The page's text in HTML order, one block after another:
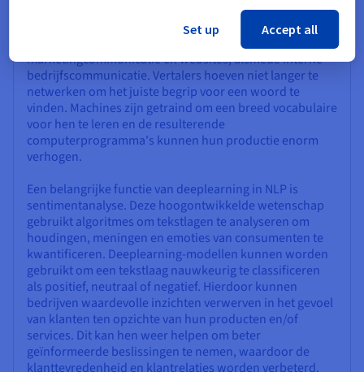
naar de andere te vertalen. Deze technologie heeft
allerlei toepassingen, vooral voor internationale
organisaties, waaronder het vertalen van
marketingcommunicatie en websites, alsmede interne
bedrijfscommunicatie. Vertalers hoeven niet langer te
netwerken om het juiste begrip voor een woord te
vinden. Machines zijn getraind om een breed vocabulaire
voor hen te leren en de resulterende
computerprogramma's kunnen hun productie enorm
verhogen.
Een belangrijke functie van deeplearning in NLP is
sentimentanalyse. Deze hoogontwikkelde wetenschap
gebruikt algoritmes om tekstlagen te analyseren om
houdingen, meningen en emoties van consumenten te
kwantificeren. Deeplearning-modellen kunnen worden
gebruikt om een tekstlaag nauwkeurig te classificeren
als positief, neutraal of negatief. Hierdoor kunnen
bedrijven waardevolle inzichten verwerven in het gevoel
van klanten ten opzichte van hun producten en/of
services. Dit kan hen weer helpen om beter
geïnformeerde beslissingen te nemen, waardoor de
klanttevredenheid en klantrelaties worden verbeterd.
Set up Accept all